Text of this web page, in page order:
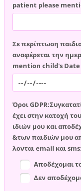
patient please
Σε περίπτωση
αναφέρεται την
mention child's
Όροι
έχει στην κατοχή
ιδιών μου και
&των παιδιών μου
λονται email και sms:
Αποδέχομαι
Δεν